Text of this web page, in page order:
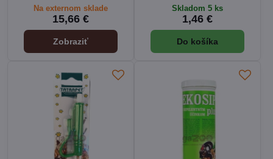
Na externom sklade
15,66 €
Zobraziť
Skladom 5 ks
1,46 €
Do košíka